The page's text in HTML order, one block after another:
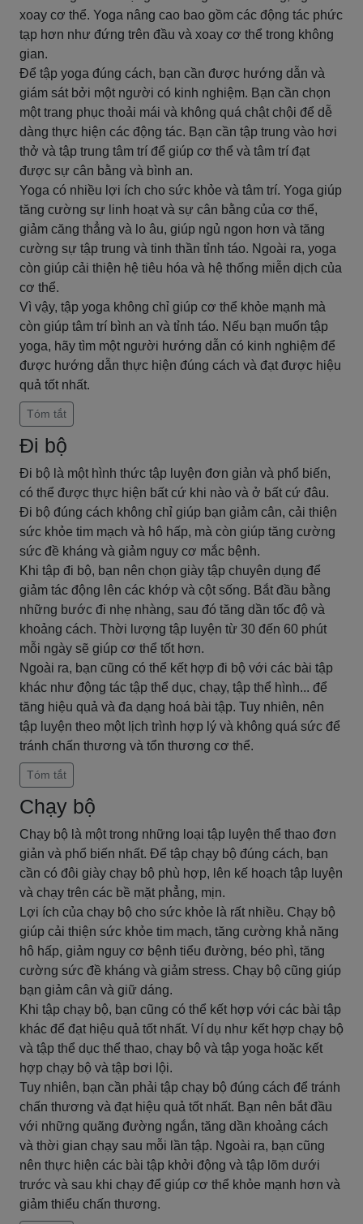
xoay cơ thể. Yoga nâng cao bao gồm các động tác phức
tạp hơn như đứng trên đầu và xoay cơ thể trong không
gian.
Để tập yoga đúng cách, bạn cần được hướng dẫn và
giám sát bởi một người có kinh nghiệm. Bạn cần chọn
một trang phục thoải mái và không quá chật chội để dễ
dàng thực hiện các động tác. Bạn cần tập trung vào hơi
thở và tập trung tâm trí để giúp cơ thể và tâm trí đạt
được sự cân bằng và bình an.
Yoga có nhiều lợi ích cho sức khỏe và tâm trí. Yoga giúp
tăng cường sự linh hoạt và sự cân bằng của cơ thể,
giảm căng thẳng và lo âu, giúp ngủ ngon hơn và tăng
cường sự tập trung và tinh thần tỉnh táo. Ngoài ra, yoga
còn giúp cải thiện hệ tiêu hóa và hệ thống miễn dịch của
cơ thể.
Vì vậy, tập yoga không chỉ giúp cơ thể khỏe mạnh mà
còn giúp tâm trí bình an và tỉnh táo. Nếu bạn muốn tập
yoga, hãy tìm một người hướng dẫn có kinh nghiệm để
được hướng dẫn thực hiện đúng cách và đạt được hiệu
quả tốt nhất.
Tóm tắt
Đi bộ
Đi bộ là một hình thức tập luyện đơn giản và phổ biến,
có thể được thực hiện bất cứ khi nào và ở bất cứ đâu.
Đi bộ đúng cách không chỉ giúp bạn giảm cân, cải thiện
sức khỏe tim mạch và hô hấp, mà còn giúp tăng cường
sức đề kháng và giảm nguy cơ mắc bệnh.
Khi tập đi bộ, bạn nên chọn giày tập chuyên dụng để
giảm tác động lên các khớp và cột sống. Bắt đầu bằng
những bước đi nhẹ nhàng, sau đó tăng dần tốc độ và
khoảng cách. Thời lượng tập luyện từ 30 đến 60 phút
mỗi ngày sẽ giúp cơ thể tốt hơn.
Ngoài ra, bạn cũng có thể kết hợp đi bộ với các bài tập
khác như động tác tập thể dục, chạy, tập thể hình... để
tăng hiệu quả và đa dạng hoá bài tập. Tuy nhiên, nên
tập luyện theo một lịch trình hợp lý và không quá sức để
tránh chấn thương và tổn thương cơ thể.
Tóm tắt
Chạy bộ
Chạy bộ là một trong những loại tập luyện thể thao đơn
giản và phổ biến nhất. Để tập chạy bộ đúng cách, bạn
cần có đôi giày chạy bộ phù hợp, lên kế hoạch tập luyện
và chạy trên các bề mặt phẳng, mịn.
Lợi ích của chạy bộ cho sức khỏe là rất nhiều. Chạy bộ
giúp cải thiện sức khỏe tim mạch, tăng cường khả năng
hô hấp, giảm nguy cơ bệnh tiểu đường, béo phì, tăng
cường sức đề kháng và giảm stress. Chạy bộ cũng giúp
bạn giảm cân và giữ dáng.
Khi tập chạy bộ, bạn cũng có thể kết hợp với các bài tập
khác để đạt hiệu quả tốt nhất. Ví dụ như kết hợp chạy bộ
và tập thể dục thể thao, chạy bộ và tập yoga hoặc kết
hợp chạy bộ và tập bơi lội.
Tuy nhiên, bạn cần phải tập chạy bộ đúng cách để tránh
chấn thương và đạt hiệu quả tốt nhất. Bạn nên bắt đầu
với những quãng đường ngắn, tăng dần khoảng cách
và thời gian chạy sau mỗi lần tập. Ngoài ra, bạn cũng
nên thực hiện các bài tập khởi động và tập lõm dưới
trước và sau khi chạy để giúp cơ thể khỏe mạnh hơn và
giảm thiểu chấn thương.